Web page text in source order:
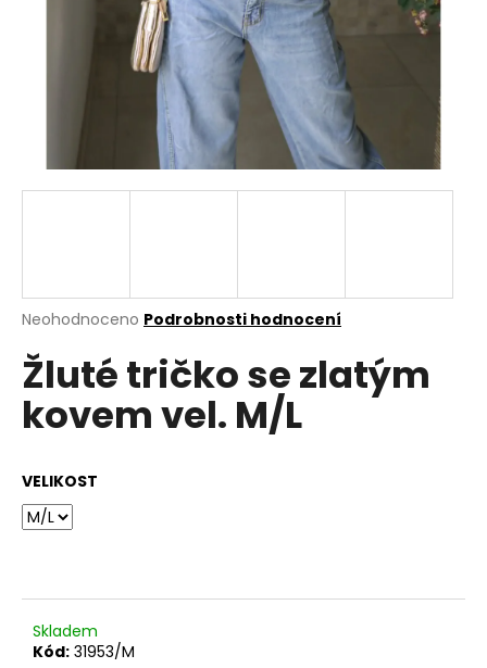
Průměrné
produktu
je
0,0
Neohodnoceno Podrobnosti hodnocení
Žluté tričko se zlatým
kovem vel. M/L
VELIKOST
Skladem
Kód: 31953/M
D
o
p
o
č
u
j
e